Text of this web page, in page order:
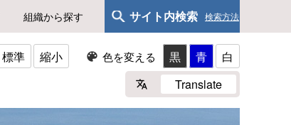
組織から探す サイト内検索 検索方法
標準 縮小 色を変える 黒 青
白
Translate